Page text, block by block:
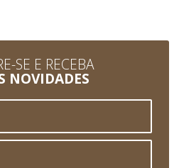
SE E RECEBA
NOVIDADES